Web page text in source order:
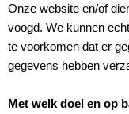
Onze website en/of
voogd. We kunnen
te voorkomen dat er
gegevens hebben
Met welk doel en op